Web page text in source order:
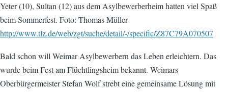
Yeter (10), Sultan (12) aus dem Asylbewerberheim hatten viel Spaß
beim Sommerfest. Foto: Thomas Müller
http://www.tlz.de/web/zgt/suche/detail/-/specific/Z87C79A070507
Bald schon will Weimar Asylbewerbern das Leben erleichtern. Das
wurde beim Fest am Flüchtlingsheim bekannt. Weimars
Oberbürgermeister Stefan Wolf strebt eine gemeinsame Lösung mit